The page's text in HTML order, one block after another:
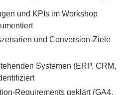
und KPIs im Workshop
und Conversion-Ziele
Systemen (ERP, CRM,
Requirements geklärt (GA4,